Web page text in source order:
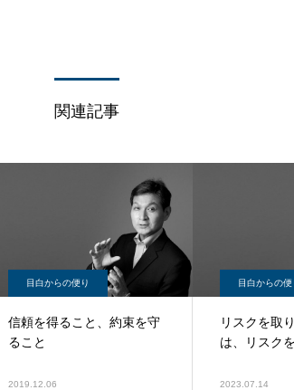
関連記事
目白からの便り
信頼を得ること、約束を守
ること
2019.12.06
目白からの便
リスクを取
は、リスク
2023.07.14